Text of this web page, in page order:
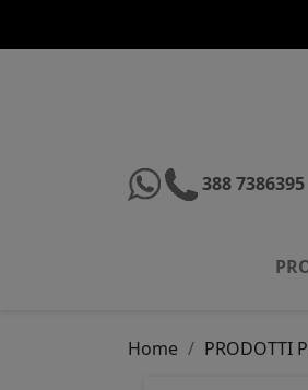
388 7386395
Home PRODOTTI